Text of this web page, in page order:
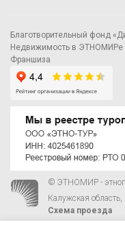
Благотворительный фонд
Недвижимость в ЭТНОМИРе
Франшиза
© ЭТНОМИР -
Калужская
Схема проезда